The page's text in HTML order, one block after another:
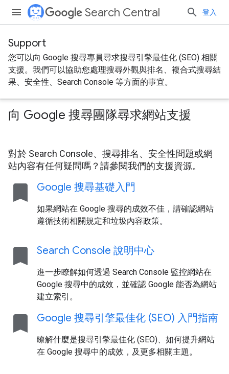
Search Central 登入
Support
您可以向 Google 搜尋專員尋求搜尋引擎最佳化 (SEO) 相關
支援。我們可以協助您處理搜尋外觀與排名、複合式搜尋結
果、安全性、Search Console 等方面的事宜。
向 Google 搜尋團隊尋求網站支援
對於 Search Console、搜尋排名、安全性問題或網
站內容有任何疑問嗎？請參閱我們的支援資源。
bookmark Google 搜尋基礎入門
如果網站在 Google 搜尋的成效不佳，請確認網站
遵循技術相關規定和垃圾內容政策。
bookmark Search Console 說明中心
進一步瞭解如何透過 Search Console 監控網站在
Google 搜尋中的成效，並確認 Google 能否為網站
建立索引。
bookmark Google 搜尋引擎最佳化 (SEO) 入門指南
瞭解什麼是搜尋引擎最佳化 (SEO)、如何提升網站
在 Google 搜尋中的成效，及更多相關主題。